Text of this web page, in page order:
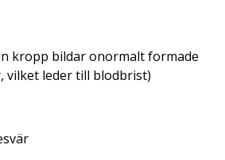
kropp bildar onormalt formade
vilket leder till blodbrist)